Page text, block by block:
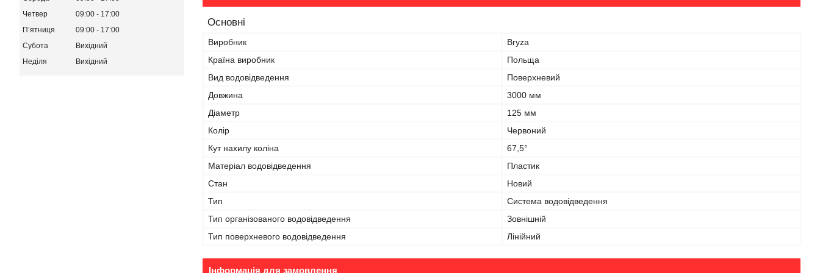
Основні
Виробник
Bryza
Країна виробник
Польща
Вид водовідведення
Поверхневий
Довжина
3000 мм
Діаметр
125 мм
Колір
Червоний
Кут нахилу коліна
67,5°
Матеріал водовідведення
Пластик
Стан
Новий
Тип
Система водовідведення
Тип організованого водовідведення
Зовнішній
Тип поверхневого водовідведення
Лінійний
Інформація для замовлення
Четвер
09:00
17:00
Пʼятниця
09:00
17:00
Субота
Вихідний
Неділя
Вихідний